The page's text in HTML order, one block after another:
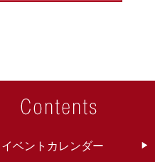
イベントカレンダー